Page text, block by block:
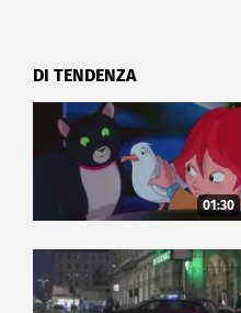
DI TENDENZA
01:30